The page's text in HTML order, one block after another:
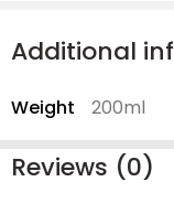
Additional
Weight 200ml
Reviews (0)